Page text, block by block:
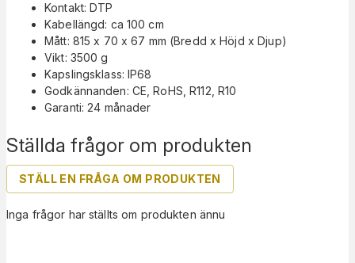
Ställda frågor om produkten
STÄLL EN FRÅGA OM PRODUKTEN
Inga frågor har ställts om produkten ännu
Kontakt: DTP
Kabellängd: ca 100 cm
Mått: 815 x 70 x 67 mm (Bredd x Höjd x Djup)
Vikt: 3500 g
Kapslingsklass: IP68
Godkännanden: CE, RoHS, R112, R10
Garanti: 24 månader